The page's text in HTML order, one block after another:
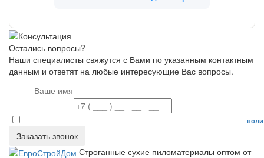
Остались вопросы?
Наши специалисты свяжутся с Вами по указанным контактным
данным и ответят на любые интересующие Вас вопросы.
Даю согласие на обработку персональных данных в соответствие с
Заказать звонок
Строганные сухие пиломатериалы оптом от